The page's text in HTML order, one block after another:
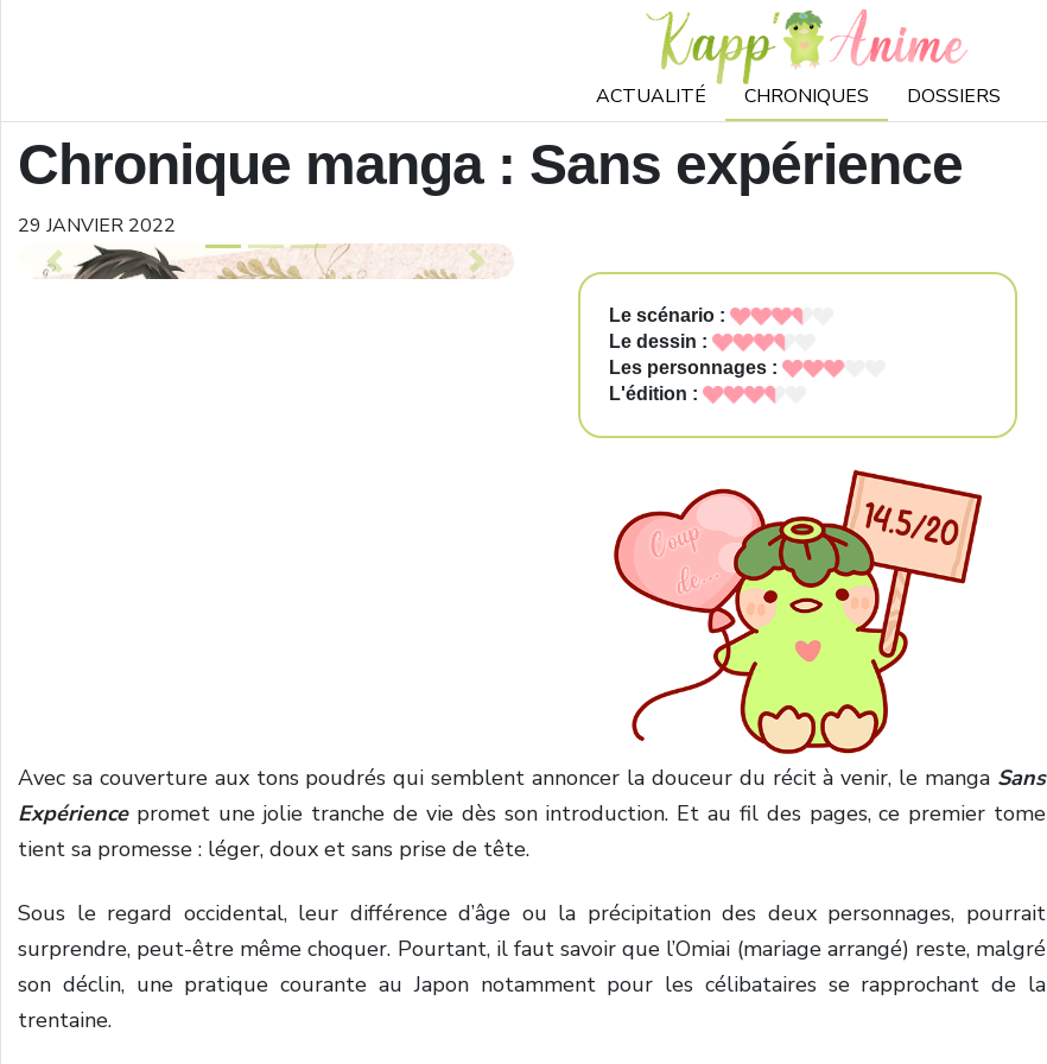
ACTUALITÉ CHRONIQUES DOSSIERS
Chronique manga : Sans expérience
29 JANVIER 2022
Previous
Next
Le scénario :
Le dessin :
Les personnages :
L'édition :
Avec sa couverture aux tons poudrés qui semblent annoncer la douceur du récit à venir, le manga Sans
Expériencepromet une jolie tranche de vie dès son introduction. Et au fil des pages, ce premier tome
tient sa promesse : léger, doux et sans prise de tête.
Sous le regard occidental, leur différence d’âge ou la précipitation des deux personnages, pourrait
surprendre, peut-être même choquer. Pourtant, il faut savoir que l’Omiai (mariage arrangé) reste, malgré
son déclin, une pratique courante au Japon notamment pour les célibataires se rapprochant de la
trentaine.